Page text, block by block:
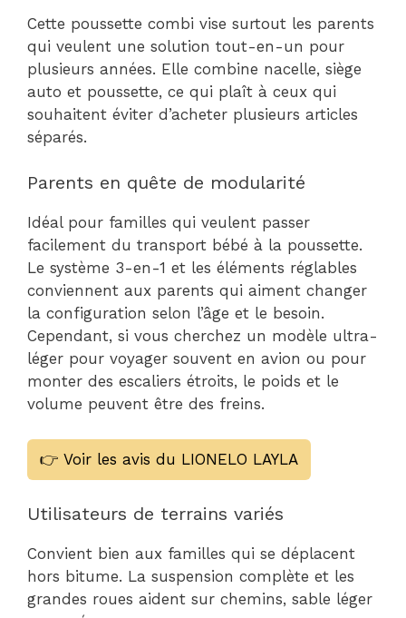
Cette poussette combi vise surtout les parents
qui veulent une solution tout-en-un pour
plusieurs années. Elle combine nacelle, siège
auto et poussette, ce qui plaît à ceux qui
souhaitent éviter d’acheter plusieurs articles
séparés.
Parents en quête de modularité
Idéal pour familles qui veulent passer
facilement du transport bébé à la poussette.
Le système 3-en-1 et les éléments réglables
conviennent aux parents qui aiment changer
la configuration selon l’âge et le besoin.
Cependant, si vous cherchez un modèle ultra-
léger pour voyager souvent en avion ou pour
monter des escaliers étroits, le poids et le
volume peuvent être des freins.
👉 Voir les avis du LIONELO LAYLA
Utilisateurs de terrains variés
Convient bien aux familles qui se déplacent
hors bitume. La suspension complète et les
grandes roues aident sur chemins, sable léger